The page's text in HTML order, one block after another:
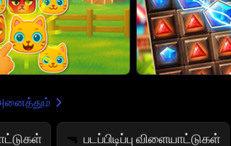
🔫 படப்பிடிப்பு விளையாட்டுகள்